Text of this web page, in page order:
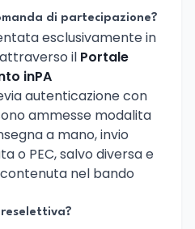
di partecipazione?
esclusivamente in
il Portale
inPA
autenticazione con
ammesse modalita
a mano, invio
o PEC, salvo diversa e
nel bando